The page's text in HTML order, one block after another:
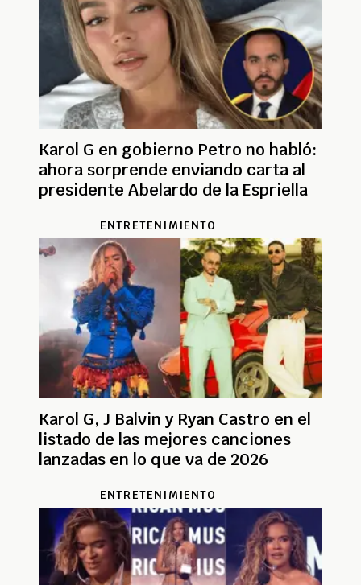
Karol G en gobierno Petro no habló:
ahora sorprende enviando carta al
presidente Abelardo de la Espriella
ENTRETENIMIENTO
Karol G, J Balvin y Ryan Castro en el
listado de las mejores canciones
lanzadas en lo que va de 2026
ENTRETENIMIENTO